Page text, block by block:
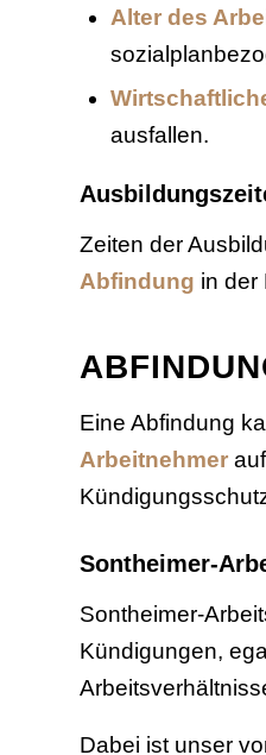
Alter des
ausfallen.
Zeiten der
Abfindung in der
Eine Abfindung
Arbeitnehmer
Sontheimer-
Sontheimer-
Kündigungen,
Dabei ist unser